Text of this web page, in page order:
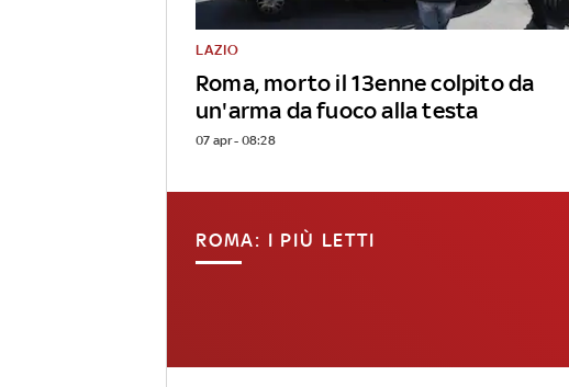
Roma, morto il 13enne colpito da
un'arma da fuoco alla testa
LAZIO
07 apr - 08:28
ROMA: I PIÙ LETTI